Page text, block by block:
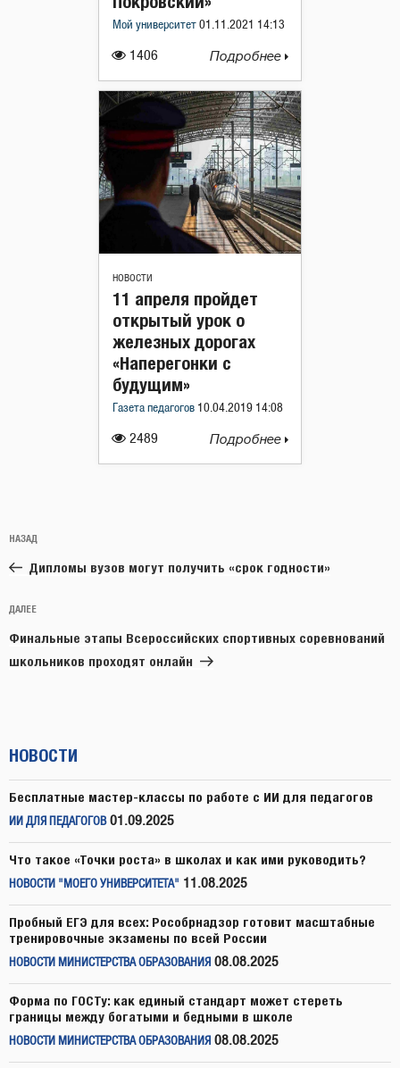
1406
Мой университет 01.11.2021 14:13
Подробнее
НОВОСТИ
2489
11 апреля пройдет
открытый урок о
железных дорогах
«Наперегонки с
будущим»
Газета педагогов 10.04.2019 14:08
Подробнее
по
записям
Предыдущая
запись:
НАЗАД
Дипломы вузов могут получить «срок годности»
Следующая
запись
ДАЛЕЕ
Финальные этапы Всероссийских спортивных соревнований
школьников проходят онлайн
НОВОСТИ
Бесплатные мастер-классы по работе с ИИ для педагогов
ИИ ДЛЯ ПЕДАГОГОВ 01.09.2025
Что такое «Точки роста» в школах и как ими руководить?
НОВОСТИ "МОЕГО УНИВЕРСИТЕТА" 11.08.2025
Пробный ЕГЭ для всех: Рособрнадзор готовит масштабные
тренировочные экзамены по всей России
НОВОСТИ МИНИСТЕРСТВА ОБРАЗОВАНИЯ 08.08.2025
Форма по ГОСТу: как единый стандарт может стереть
границы между богатыми и бедными в школе
НОВОСТИ МИНИСТЕРСТВА ОБРАЗОВАНИЯ 08.08.2025